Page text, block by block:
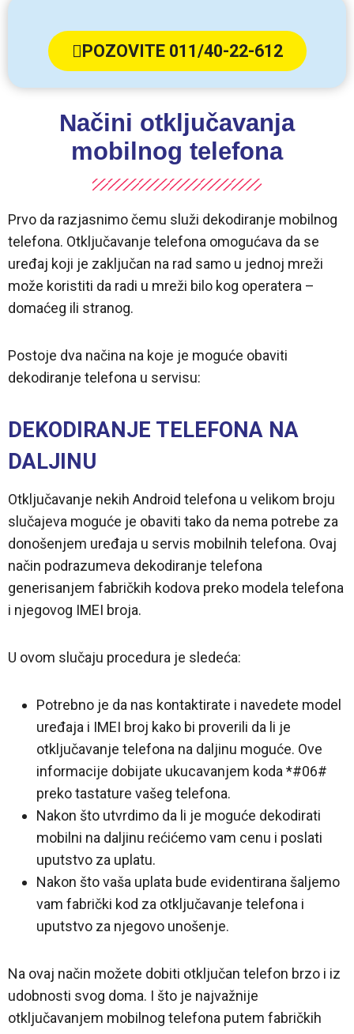
POZOVITE 011/40-22-612
Načini otključavanja
mobilnog telefona
Prvo da razjasnimo čemu služi dekodiranje mobilnog
telefona. Otključavanje telefona omogućava da se
uređaj koji je zaključan na rad samo u jednoj mreži
može koristiti da radi u mreži bilo kog operatera –
domaćeg ili stranog.
Postoje dva načina na koje je moguće obaviti
dekodiranje telefona u servisu:
DEKODIRANJE TELEFONA NA
DALJINU
Otključavanje nekih Android telefona u velikom broju
slučajeva moguće je obaviti tako da nema potrebe za
donošenjem uređaja u servis mobilnih telefona. Ovaj
način podrazumeva dekodiranje telefona
generisanjem fabričkih kodova preko modela telefona
i njegovog IMEI broja.
U ovom slučaju procedura je sledeća:
Potrebno je da nas kontaktirate i navedete model
uređaja i IMEI broj kako bi proverili da li je
otključavanje telefona na daljinu moguće. Ove
informacije dobijate ukucavanjem koda *#06#
preko tastature vašeg telefona.
Nakon što utvrdimo da li je moguće dekodirati
mobilni na daljinu rećićemo vam cenu i poslati
uputstvo za uplatu.
Nakon što vaša uplata bude evidentirana šaljemo
vam fabrički kod za otključavanje telefona i
uputstvo za njegovo unošenje.
Na ovaj način možete dobiti otključan telefon brzo i iz
udobnosti svog doma. I što je najvažnije
otključavanjem mobilnog telefona putem fabričkih